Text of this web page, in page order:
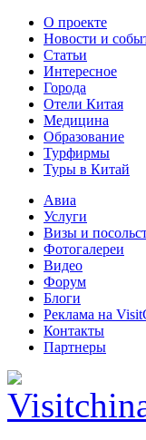
О проекте
Новости и
Статьи
Интересное
Города
Отели Китая
Медицина
Образование
Турфирмы
Туры в Китай
Авиа
Услуги
Визы и
Фотогалереи
Видео
Форум
Блоги
Реклама на
Контакты
Партнеры